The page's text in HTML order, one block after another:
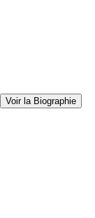
Voir la Biographie